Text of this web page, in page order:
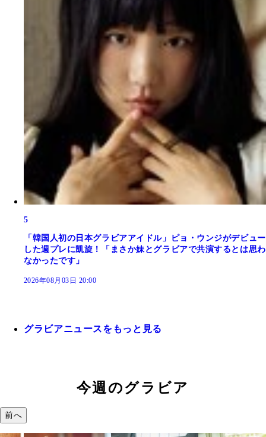
5
「韓国人初の日本グラビアアイドル」ピョ・ウンジがデビュー
した週プレに凱旋！「まさか妹とグラビアで共演するとは思わ
なかったです」
2026年08月03日 20:00
グラビアニュースをもっと見る
今週のグラビア
前へ